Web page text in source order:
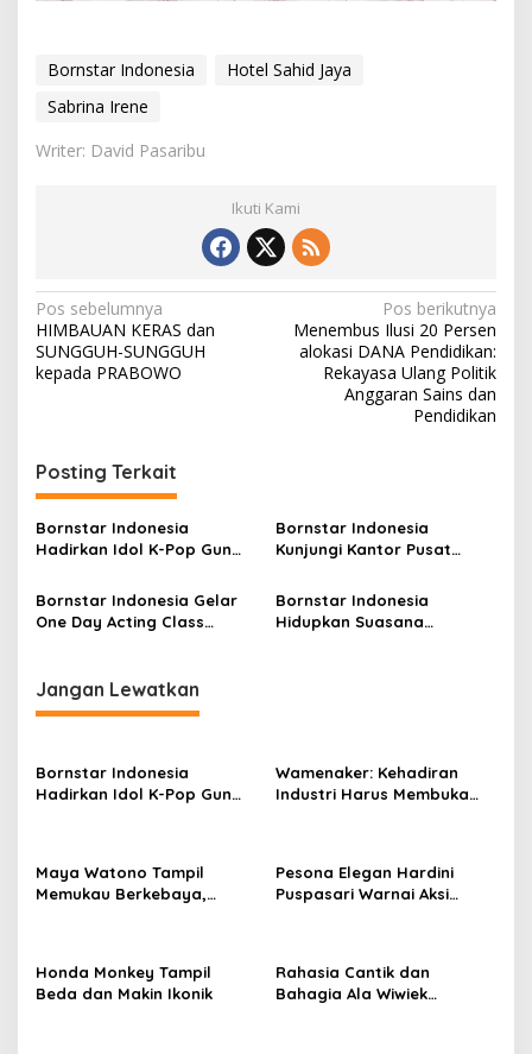
Bornstar Indonesia
Hotel Sahid Jaya
Sabrina Irene
Writer: David Pasaribu
Ikuti Kami
N
a
v
a
s
i
o
Pos sebelumnya
HIMBAUAN KERAS dan
SUNGGUH-SUNGGUH
kepada PRABOWO
Pos berikutnya
​Menembus Ilusi 20 Persen
alokasi DANA Pendidikan:
Rekayasa Ulang Politik
Anggaran Sains dan
Pendidikan
Posting Terkait
Bornstar Indonesia
Hadirkan Idol K-Pop Gun
Grand Sahid Jaya Jakarta,
Exclusive Dinner Meriahkan
Puncak Acara
Bornstar Indonesia
Kunjungi Kantor Pusat
Bornstar Indonesia Gelar
One Day Acting Class
Bornstar Indonesia
Hidupkan Suasana
Jangan Lewatkan
Bornstar Indonesia
Hadirkan Idol K-Pop Gun
Puncak Acara
Wamenaker: Kehadiran
Industri Harus Membuka
Maya Watono Tampil
Memukau Berkebaya,
Pesona Elegan Hardini
Puspasari Warnai Aksi
Honda Monkey Tampil
Beda dan Makin Ikonik
Rahasia Cantik dan
Bahagia Ala Wiwiek